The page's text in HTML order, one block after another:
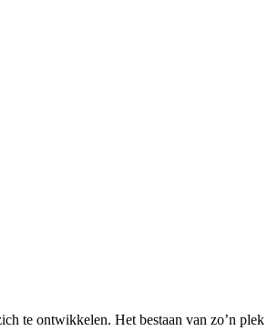
te ontwikkelen. Het bestaan van zo’n plek